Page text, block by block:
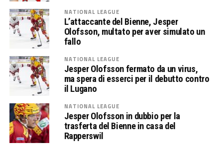
NATIONAL LEAGUE
L’attaccante del Bienne, Jesper
Olofsson, multato per aver simulato un
fallo
NATIONAL LEAGUE
Jesper Olofsson fermato da un virus,
ma spera di esserci per il debutto contro
il Lugano
NATIONAL LEAGUE
Jesper Olofsson in dubbio per la
trasferta del Bienne in casa del
Rapperswil